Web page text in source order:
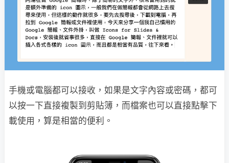
手機或電腦都可以接收，如果是文字內容或密碼，都可
以按一下直接複製到剪貼簿，而檔案也可以直接點擊下
載使用，算是相當的便利。